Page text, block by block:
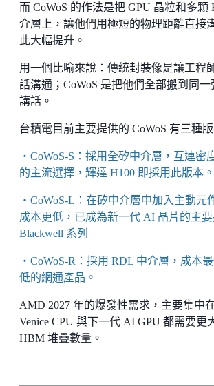
而 CoWoS 的作法是把 GPU 晶粒和多
介層上，讓他們用極短的物理距離直接
此大幅提升。
用一個比喻來說：傳統封裝像是讓工程
話溝通；CoWoS 是把他們全部搬到同
講話。
台積電目前主要提供的 CoWoS 有三種版
・CoWoS-S：採用全矽中介層，互連
的主流選擇，輝達 H100 即採用此版本。
・CoWoS-L：在矽中介層中加入主動
成本更低，已成為新一代 AI 晶片的主
Blackwell 系列
・CoWoS-R：採用 RDL 中介層，成本
低的網通產品。
AMD 2027 年的爆發性需求，主要集中
Venice CPU 與下一代 AI GPU 都需要更
HBM 堆疊數量。